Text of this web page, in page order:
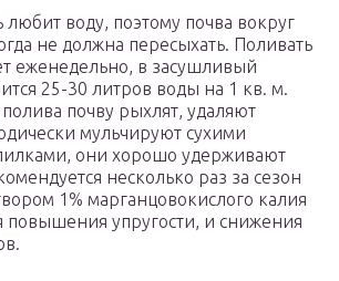
любит воду, поэтому почва вокруг
не должна пересыхать. Поливать
еженедельно, в засушливый
25-30 литров воды на 1 кв. м.
почву рыхлят, удаляют
мульчируют сухими
они хорошо удерживают
несколько раз за сезон
1% марганцовокислого калия
повышения упругости, и снижения